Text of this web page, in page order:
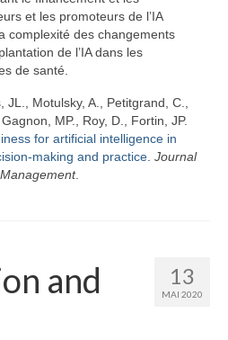
et les promoteurs de l’IA
complexité des changements
de l’IA dans les
de santé.
Motulsky, A., Petitgrand, C.,
MP., Roy, D., Fortin, JP.
for artificial intelligence in
making and practice Journal
.
13
MAI 2020
and